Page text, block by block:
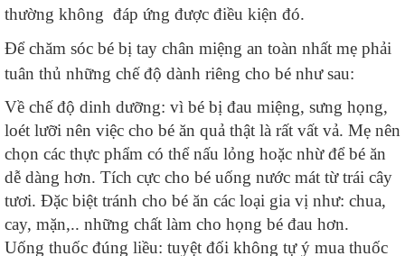
thường không đáp ứng được điều kiện đó.
Để chăm sóc bé bị tay chân miệng an toàn nhất mẹ phải
tuân thủ những chế độ dành riêng cho bé như sau:
Về chế độ dinh dưỡng: vì bé bị đau miệng, sưng họng,
loét lưỡi nên việc cho bé ăn quả thật là rất vất vả. Mẹ nên
chọn các thực phẩm có thể nấu lỏng hoặc nhừ để bé ăn
dễ dàng hơn. Tích cực cho bé uống nước mát từ trái cây
tươi. Đặc biệt tránh cho bé ăn các loại gia vị như: chua,
cay, mặn,.. những chất làm cho họng bé đau hơn.
Uống thuốc đúng liều: tuyệt đối không tự ý mua thuốc